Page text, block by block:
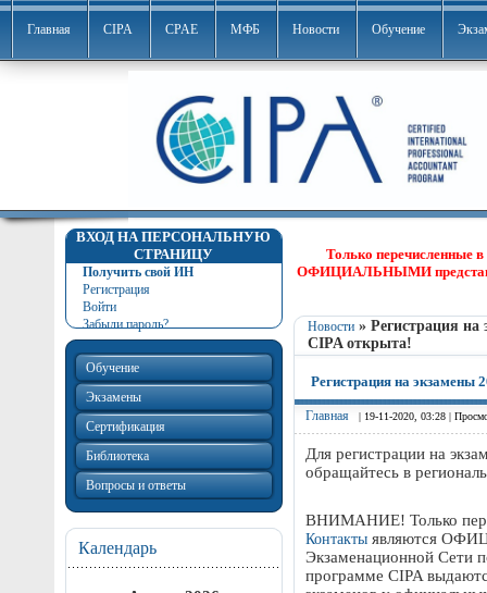
Главная CIPA CPAE МФБ Новости Обучение
Только перечисленные
ОФИЦИАЛЬНЫМИ
Новости » Регистрация на
CIPA открыта!
Регистрация на экзамены
Главная | 19-11-2020, 03:28 |
Для регистрации на
обращайтесь в
ВНИМАНИЕ! Только
Контакты являются
Экзаменационной Сети
программе CIPA
ВХОД НА ПЕРСОНАЛЬНУЮ
СТРАНИЦУ
Получить свой ИН
Регистрация
Войти
Забыли пароль?
Обучение
Экзамены
Сертификация
Библиотека
Вопросы и ответы
Календарь